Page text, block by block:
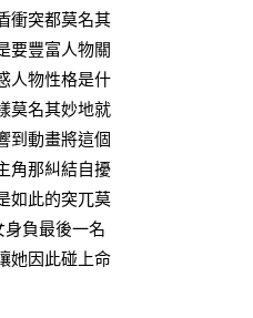
衝突都莫名其
要豐富人物關
人物性格是什
莫名其妙地就
到動畫將這個
角那糾結自擾
如此的突兀莫
身負最後一名
她因此碰上命